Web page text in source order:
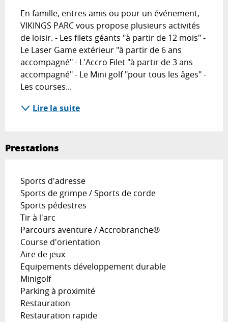
En famille, entres amis ou pour un événement,
VIKINGS PARC vous propose plusieurs activités
de loisir. - Les filets géants "à partir de 12 mois" -
Le Laser Game extérieur "à partir de 6 ans
accompagné" - L'Accro Filet "à partir de 3 ans
accompagné" - Le Mini golf "pour tous les âges" -
Les courses...
Lire la suite
Prestations
Sports d'adresse
Sports de grimpe / Sports de corde
Sports pédestres
Tir à l'arc
Parcours aventure / Accrobranche®
Course d'orientation
Aire de jeux
Equipements développement durable
Minigolf
Parking à proximité
Restauration
Restauration rapide